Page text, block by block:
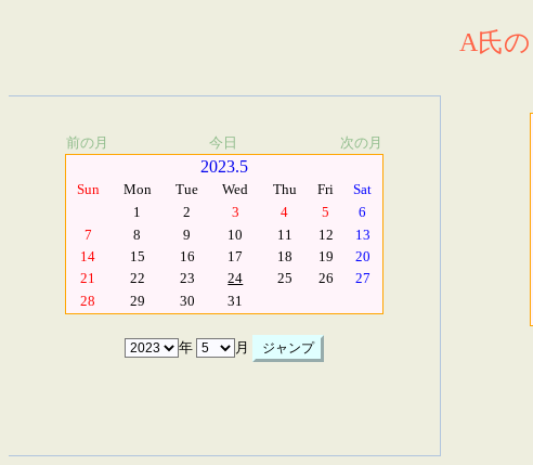
A氏
前の月 今日 次の月
2023.5
Sun Mon Tue Wed Thu Fri
Sat
1
2 3 4 5
6
7
8 9 10 11 12
13
14
15 16 17 18 19
20
21
22 23 24 25 26
27
28
29 30 31
年 月